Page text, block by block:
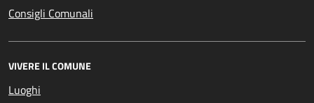
Consigli Comunali
VIVERE IL COMUNE
Luoghi